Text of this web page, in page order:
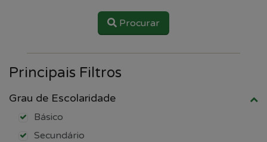
Procurar
Principais Filtros
Grau de Escolaridade
Básico
Secundário